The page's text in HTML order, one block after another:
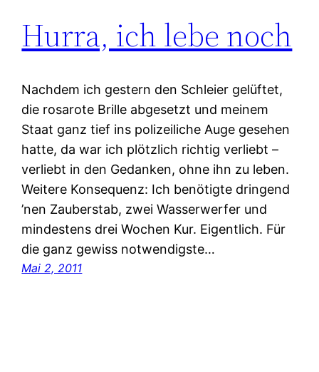
Hurra, ich lebe noch
Nachdem ich gestern den Schleier gelüftet,
die rosarote Brille abgesetzt und meinem
Staat ganz tief ins polizeiliche Auge gesehen
hatte, da war ich plötzlich richtig verliebt –
verliebt in den Gedanken, ohne ihn zu leben.
Weitere Konsequenz: Ich benötigte dringend
’nen Zauberstab, zwei Wasserwerfer und
mindestens drei Wochen Kur. Eigentlich. Für
die ganz gewiss notwendigste…
Mai 2, 2011